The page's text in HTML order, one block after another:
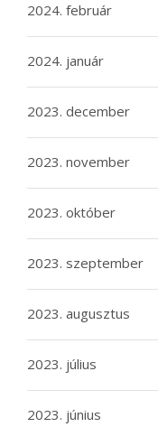
2024. február
2024. január
2023. december
2023. november
2023. október
2023. szeptember
2023. augusztus
2023. július
2023. június